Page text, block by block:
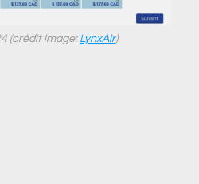
(crédit image: LynxAir)